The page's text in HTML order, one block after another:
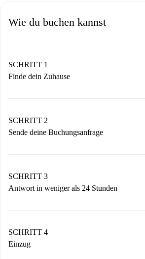
Wie du buchen kannst
SCHRITT 1
Finde dein Zuhause
Du erhältst alle notwendigen
SCHRITT 2
Sende deine Buchungsanfrage
Denk daran, dass wir dich erst
Vermieter zustimmt.
SCHRITT 3
Antwort in weniger als 24 Stunden
stellen den Kontakt her.
Wenn der Vermieter ablehnen muss,
SCHRITT 4
Einzug